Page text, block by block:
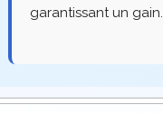
garantissant un gain.